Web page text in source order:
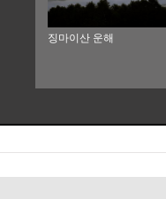
징마이산 운해